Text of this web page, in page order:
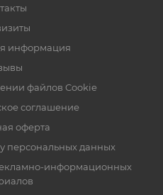
информация
файлов Cookie
соглашение
оферта
персональных данных
информационных